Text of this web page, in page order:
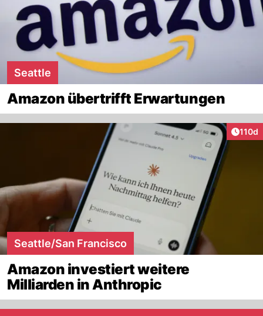
Seattle
Amazon übertrifft Erwartungen
110d
Seattle/San Francisco
Amazon investiert weitere
Milliarden in Anthropic